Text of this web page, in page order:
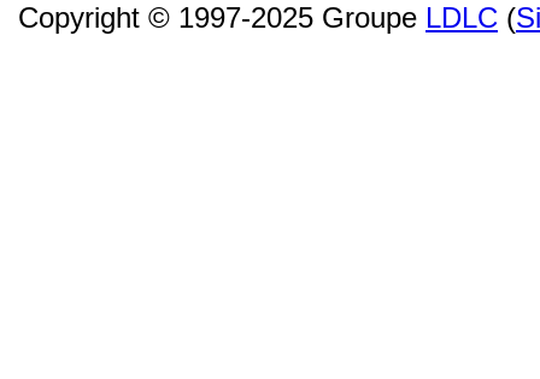
Copyright © 1997-2025 Groupe LDLC (